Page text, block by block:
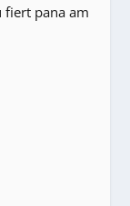
fiert pana am